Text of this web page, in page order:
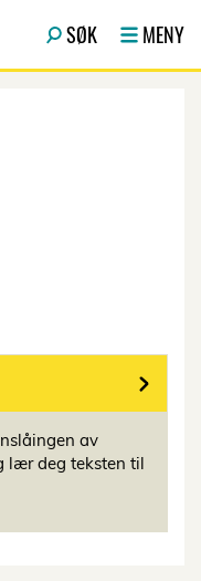
SØK MENY
av
lær deg teksten til